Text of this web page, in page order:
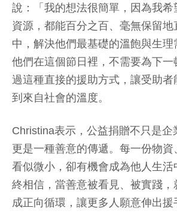
說：「我的想法很簡單，因為我希
資源，都能百分之百、毫無保留
中，解決他們最基礎的溫飽與生理
他們在這個節日裡，不需要為下一
過這種直接的援助方式，讓受助者
到來自社會的溫度。
Christina表示，公益捐贈不只是企
更是一種善意的傳遞。每一份物資
看似微小，卻有機會成為他人生
終相信，當善意被看見、被實踐，
成正向循環，讓更多人願意伸出援